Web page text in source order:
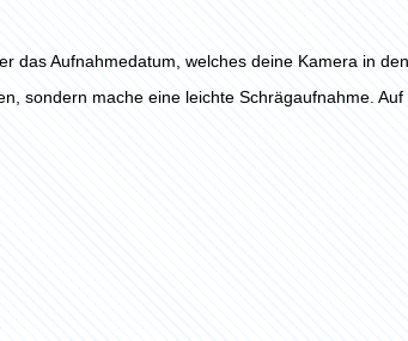
das Aufnahmedatum, welches deine Kamera in
sondern mache eine leichte Schrägaufnahme.